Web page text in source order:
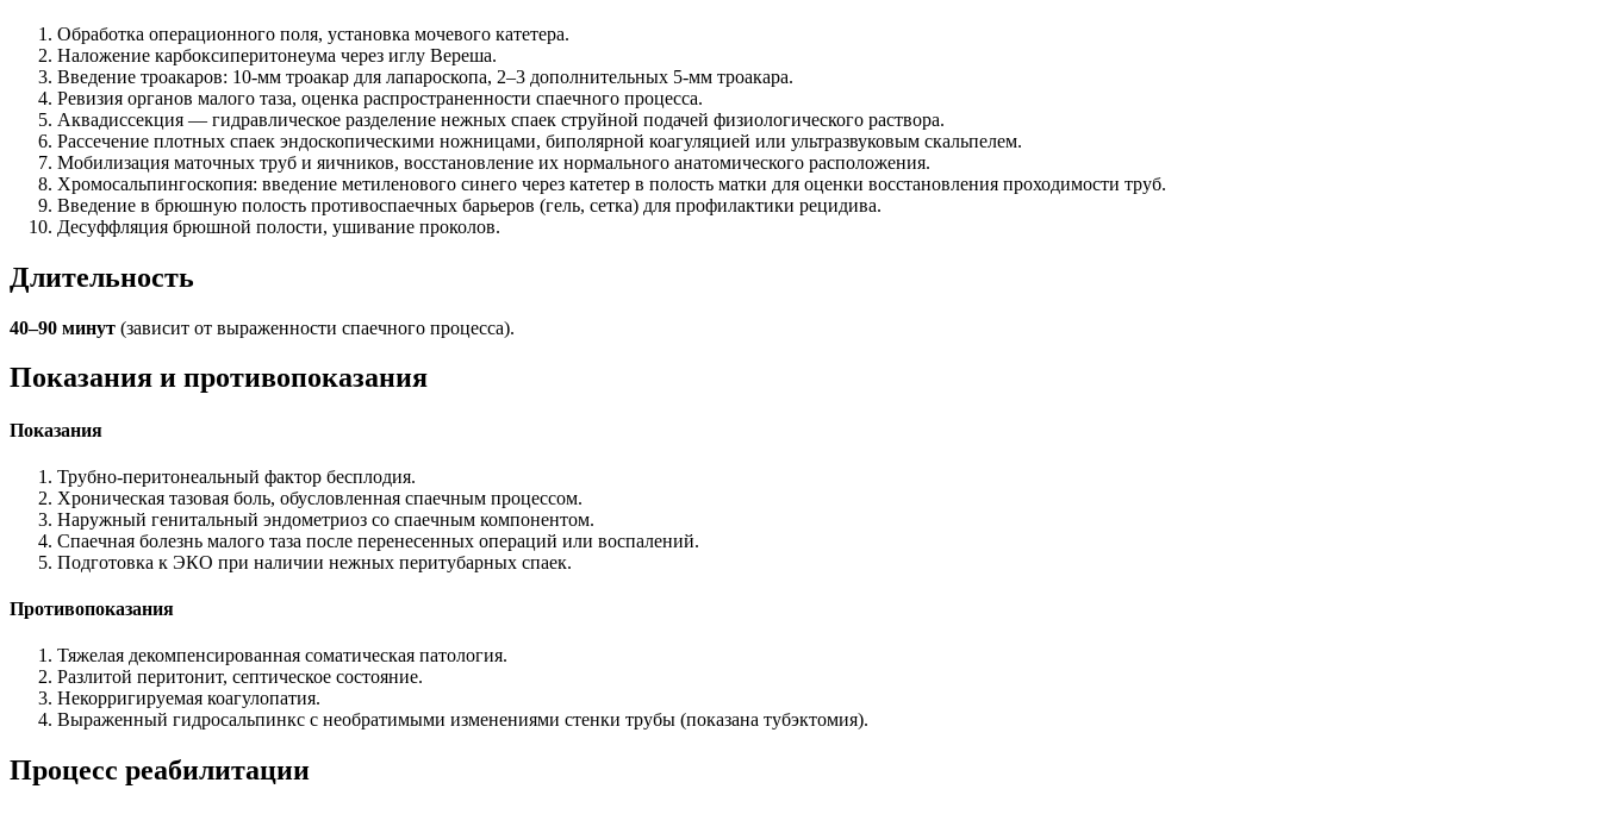
Обработка операционного поля, установка мочевого катетера.
Наложение карбоксиперитонеума через иглу Вереша.
Введение троакаров: 10-мм троакар для лапароскопа, 2–3 дополнительных 5-мм троакара.
Ревизия органов малого таза, оценка распространенности спаечного процесса.
Аквадиссекция — гидравлическое разделение нежных спаек струйной подачей физиологического раствора.
Рассечение плотных спаек эндоскопическими ножницами, биполярной коагуляцией или ультразвуковым скальпелем.
Мобилизация маточных труб и яичников, восстановление их нормального анатомического расположения.
Хромосальпингоскопия: введение метиленового синего через катетер в полость матки для оценки восстановления проходимости труб.
Введение в брюшную полость противоспаечных барьеров (гель, сетка) для профилактики рецидива.
Десуффляция брюшной полости, ушивание проколов.
Длительность
40–90 минут (зависит от выраженности спаечного процесса).
Показания и противопоказания
Показания
Трубно-перитонеальный фактор бесплодия.
Хроническая тазовая боль, обусловленная спаечным процессом.
Наружный генитальный эндометриоз со спаечным компонентом.
Спаечная болезнь малого таза после перенесенных операций или воспалений.
Подготовка к ЭКО при наличии нежных перитубарных спаек.
Противопоказания
Тяжелая декомпенсированная соматическая патология.
Разлитой перитонит, септическое состояние.
Некорригируемая коагулопатия.
Выраженный гидросальпинкс с необратимыми изменениями стенки трубы (показана тубэктомия).
Процесс реабилитации